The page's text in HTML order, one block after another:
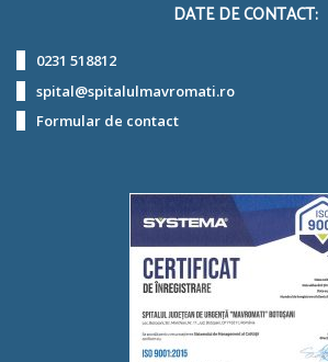
DATE DE CONTACT:
0231 518812
spital@spitalulmavromati.ro
Formular de contact